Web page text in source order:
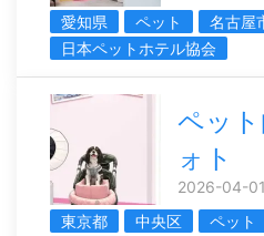
愛知県
ペット
名古屋
日本ペットホテル協会
ペッ
ォト
2026-04-
東京都
中央区 ペット